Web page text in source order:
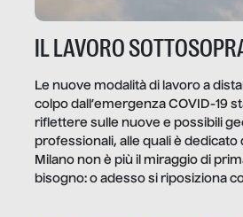
IL LAVORO
Le nuove modalità di lavoro a
colpo dall’emergenza COVID-19
riflettere sulle nuove e possibili
professionali, alle quali è
Milano non è più il miraggio di
bisogno: o adesso si riposiziona